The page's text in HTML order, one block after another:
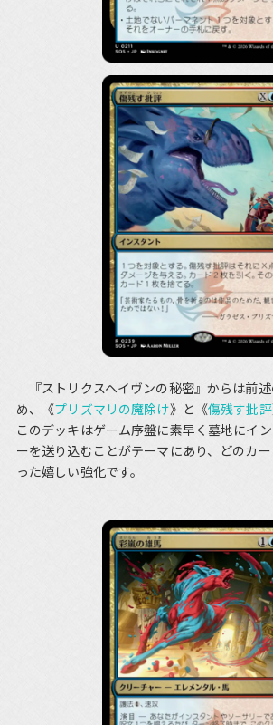
『ストリクスヘイヴンの秘密』からは前
め、《プリズマリの魔除け》と《傷残す批評
このデッキはゲーム序盤に素早く墓地にイ
ーを送り込むことがテーマにあり、どのカ
った嬉しい強化です。